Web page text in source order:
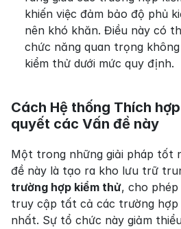
khiến việc đảm bảo độ phủ
nên khó khăn. Điều này có
chức năng quan trọng
kiểm thử dưới mức quy định.
Cách Hệ thống Thích
quyết các Vấn đề này
Một trong những giải pháp tốt
trường hợp kiểm thử, cho
truy cập tất cả các trường hợp
nhất. Sự tổ chức này giảm